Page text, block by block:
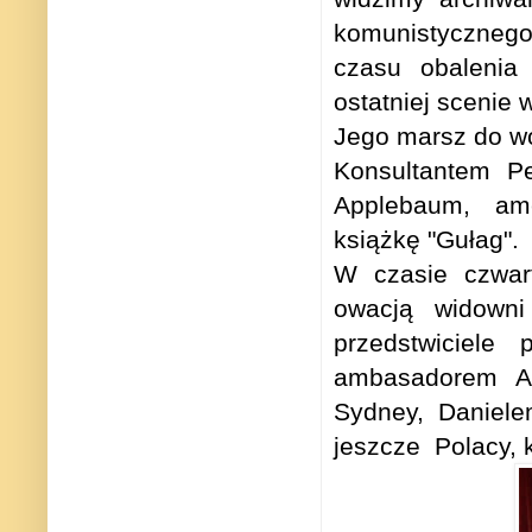
czasu obalenia
ostatniej scenie
Jego marsz do
Konsultantem
Applebaum,
książkę "Gułag".
W czasie
owacją widowni
przedstwiciele
ambasadorem
Sydney,
jeszcze Polacy,